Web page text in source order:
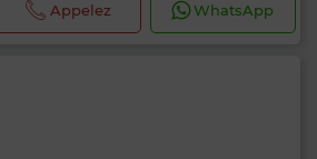
Appelez WhatsApp